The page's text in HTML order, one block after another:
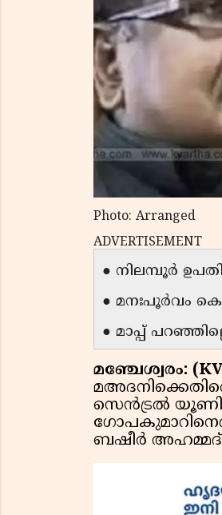
Photo: Arranged
ADVERTISEMENT
● നിലമ്പൂർ
● മനഃപൂർവം
● മാപ്പ്
മഞ്ചേശ്വരം:
സെൻട്രൽ
ബഷീർ അഹമ്മദ്